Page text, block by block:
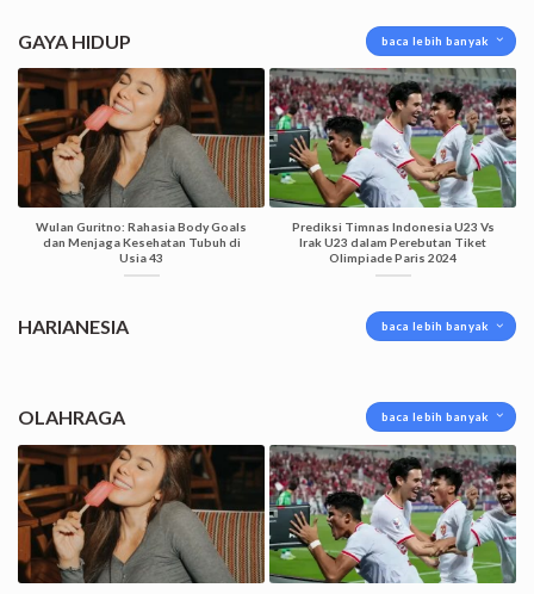
GAYA HIDUP baca lebih banyak
Wulan Guritno: Rahasia Body Goals
dan Menjaga Kesehatan Tubuh di
Usia 43
Prediksi Timnas Indonesia U23 Vs
Irak U23 dalam Perebutan Tiket
Olimpiade Paris 2024
HARIANESIA baca lebih banyak
OLAHRAGA baca lebih banyak